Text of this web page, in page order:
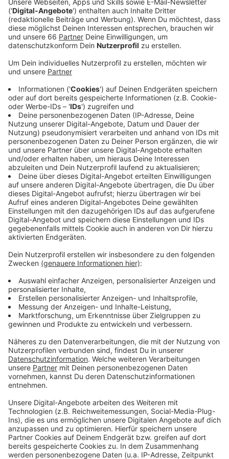
sogar getötet wurden. Die IG BAU Düsseldorf hat
ihn zum Anlass für einen Weckruf genommen.
Veröffentlicht:Freitag, 28.04.2023 05:11
Anzeige
Um Punkt zwölf Uhr sollten möglichst alle
Erwerbstätigen eine Gedenkminute einlegen - das sind
in Düsseldorf immerhin knapp 560.000 Menschen.
Außerdem solle man sich heute besonders klar
machen, dass jeder Job seine eigenen Tücken habe.
Ein Beispiel dafür seien gesundheitsgefährdende
Stäube bei Sanierungsarbeiten oder beim Abriss von
Gebäuden, heißt es von der IG Bau. Arbeit dürfe nicht
krank machen. Arbeitshandschuhe, Gehörschutz, Helm
und Schutzbrille hielfen, auf Nummer sicher zu gehen.
Anzeige
Weitere Infos und Links zum Thema:
Anzeige
Rechte bei Hitze am Arbeitsplatz
Rauchmelder regelmäßig warten
Informationen zum Workers Memorial Day der IG Bau
Messe zum Arbeitsschutz regelmäßig in Düsseldorf
Kurierfahrerin von Baum verletzt
Anzeige